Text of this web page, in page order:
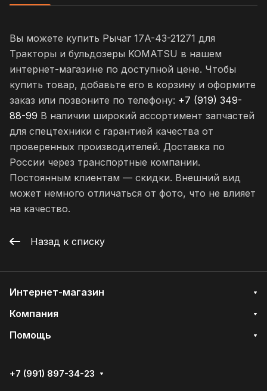
Вы можете купить Рычаг 17A-43-21271 для
Тракторы и бульдозеры KOMATSU в нашем
интернет-магазине по доступной цене. Чтобы
купить товар, добавьте его в корзину и оформите
заказ или позвоните по телефону: +7 (919) 349-
88-99 В наличии широкий ассортимент запчастей
для спецтехники с гарантией качества от
проверенных производителей. Доставка по
России через транспортные компании.
Постоянным клиентам — скидки. Внешний вид
может немного отличаться от фото, что не влияет
на качество.
Назад к списку
Интернет-магазин
Компания
Помощь
+7 (991) 897-34-23